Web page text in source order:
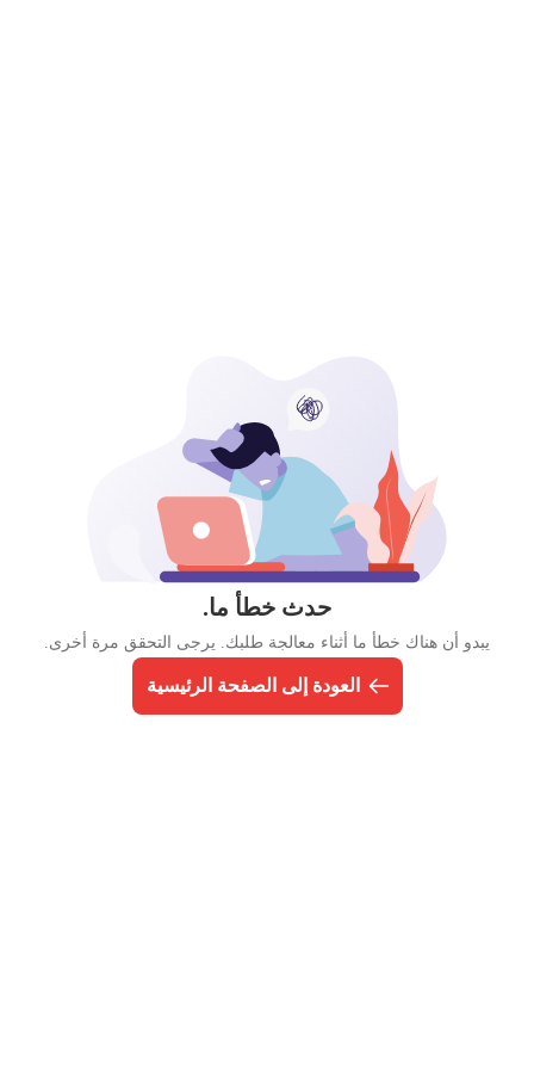
حدث خطأ ما.
يبدو أن هناك خطأ ما أثناء معالجة طلبك. يرجى التحقق مرة أخرى.
العودة إلى الصفحة الرئيسية